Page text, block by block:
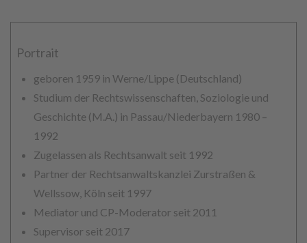
Portrait
geboren 1959 in Werne/Lippe (Deutschland)
Studium der Rechtswissenschaften, Soziologie und
Geschichte (M.A.) in Passau/Niederbayern 1980 –
1992
Zugelassen als Rechtsanwalt seit 1992
Partner der Rechtsanwaltskanzlei Zurstraßen &
Wellssow, Köln seit 1997
Mediator und CP-Moderator seit 2011
Supervisor seit 2017